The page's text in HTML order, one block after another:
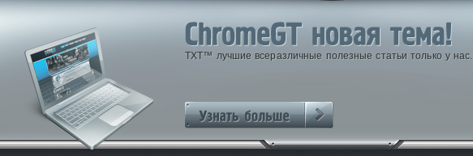
TXT™ лучшие всеразличные полезные статьи только у нас.